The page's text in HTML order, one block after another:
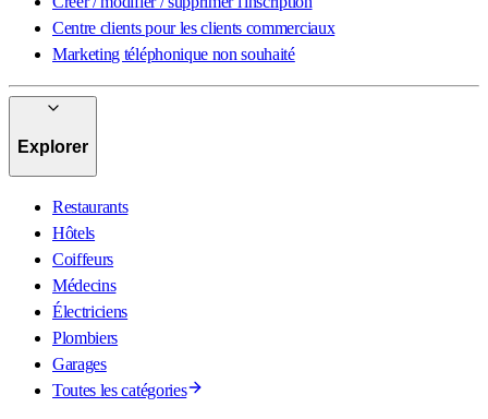
Centre clients pour les clients commerciaux
Marketing téléphonique non souhaité
Explorer
Restaurants
Hôtels
Coiffeurs
Médecins
Électriciens
Plombiers
Garages
Toutes les catégories